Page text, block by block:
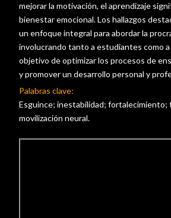
mejorar la motivación, el aprendizaje
bienestar emocional. Los hallazgos
un enfoque integral para abordar la
involucrando tanto a estudiantes como
objetivo de optimizar los procesos de
y promover un desarrollo personal y
Palabras clave:
Esguince; inestabilidad; fortalecimiento;
movilización neural.